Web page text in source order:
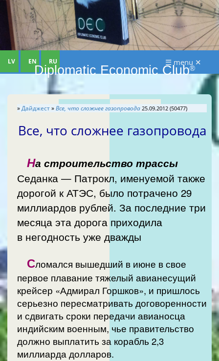
Diplomatic Economic Club®
LV EN RU ☰ menu ✕
»Дайджест»Все, что сложнее газопровода 25.09.2012 (50477)
Все, что сложнее газопровода
На строительство трассы
Седанка — Патрокл, именуемой также
дорогой к АТЭС, было потрачено 29
миллиардов рублей. За последние три
месяца эта дорога приходила
в негодность уже дважды
Сломался вышедший в июне в свое
первое плавание тяжелый авианесущий
крейсер «Адмирал Горшков», и пришлось
серьезно пересматривать договоренности
и сдвигать сроки передачи авианосца
индийским военным, чье правительство
должно выплатить за корабль 2,3
миллиарда долларов.